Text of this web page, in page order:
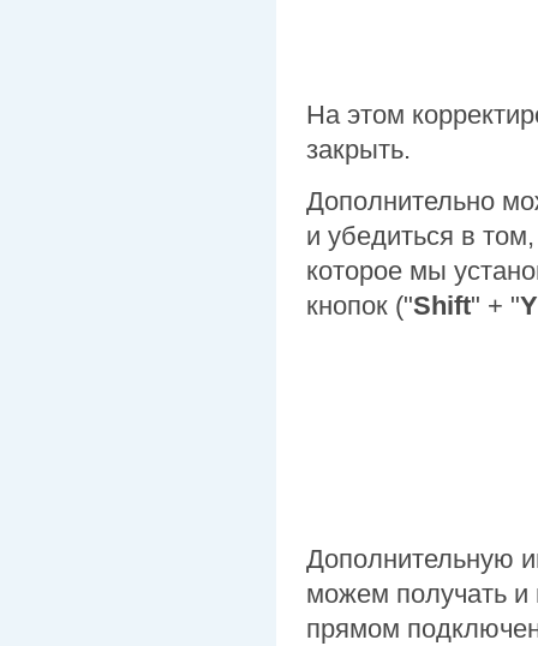
На этом
закрыть.
Дополнительно
и убедиться в
которое мы
кнопок ("Shift" + "Y
Дополнительную
можем получать
прямом